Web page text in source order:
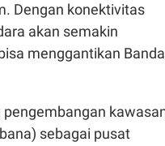
Dengan konektivitas
akan semakin
menggantikan
sebagai pusat